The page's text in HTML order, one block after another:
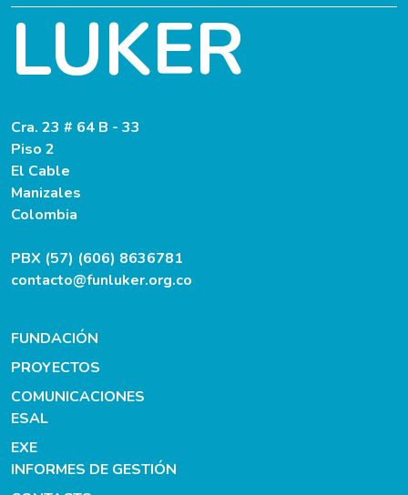
LUKER
Cra. 23 # 64 B - 33
Piso 2
El Cable
Manizales
Colombia
PBX (57) (606) 8636781
contacto@funluker.org.co
FUNDACIÓN
PROYECTOS
COMUNICACIONES
ESAL
EXE
INFORMES DE GESTIÓN